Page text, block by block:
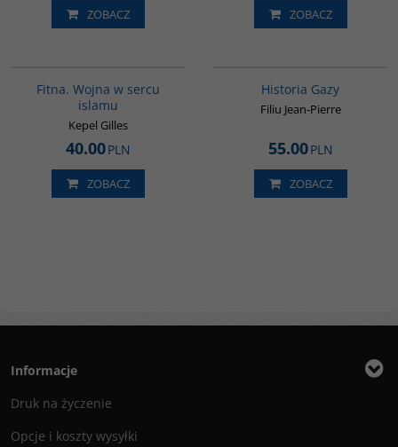
ZOBACZ ZOBACZ
Fitna. Wojna w sercu
islamu
Kepel Gilles
40.00PLN
ZOBACZ
Historia Gazy
Filiu Jean-Pierre
55.00PLN
ZOBACZ
Informacje
Druk na życzenie
Opcje i koszty wysyłki